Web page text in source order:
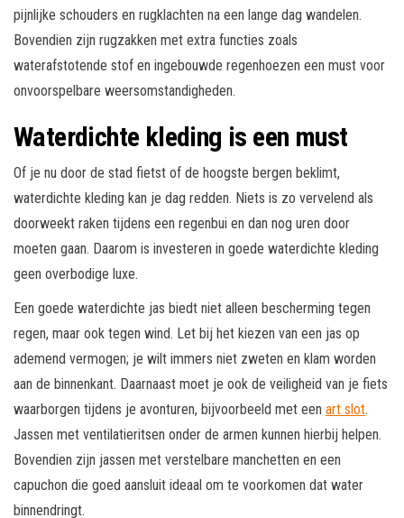
pijnlijke schouders en rugklachten na een lange dag wandelen.
Bovendien zijn rugzakken met extra functies zoals
waterafstotende stof en ingebouwde regenhoezen een must voor
onvoorspelbare weersomstandigheden.
Waterdichte kleding is een must
Of je nu door de stad fietst of de hoogste bergen beklimt,
waterdichte kleding kan je dag redden. Niets is zo vervelend als
doorweekt raken tijdens een regenbui en dan nog uren door
moeten gaan. Daarom is investeren in goede waterdichte kleding
geen overbodige luxe.
Een goede waterdichte jas biedt niet alleen bescherming tegen
regen, maar ook tegen wind. Let bij het kiezen van een jas op
ademend vermogen; je wilt immers niet zweten en klam worden
aan de binnenkant. Daarnaast moet je ook de veiligheid van je fiets
waarborgen tijdens je avonturen, bijvoorbeeld met een art slot.
Jassen met ventilatieritsen onder de armen kunnen hierbij helpen.
Bovendien zijn jassen met verstelbare manchetten en een
capuchon die goed aansluit ideaal om te voorkomen dat water
binnendringt.